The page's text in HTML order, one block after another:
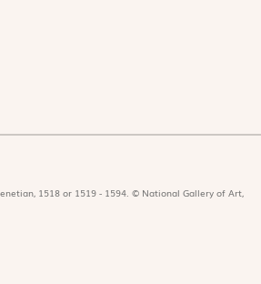
1518 or 1519 - 1594. © National Gallery of Art,